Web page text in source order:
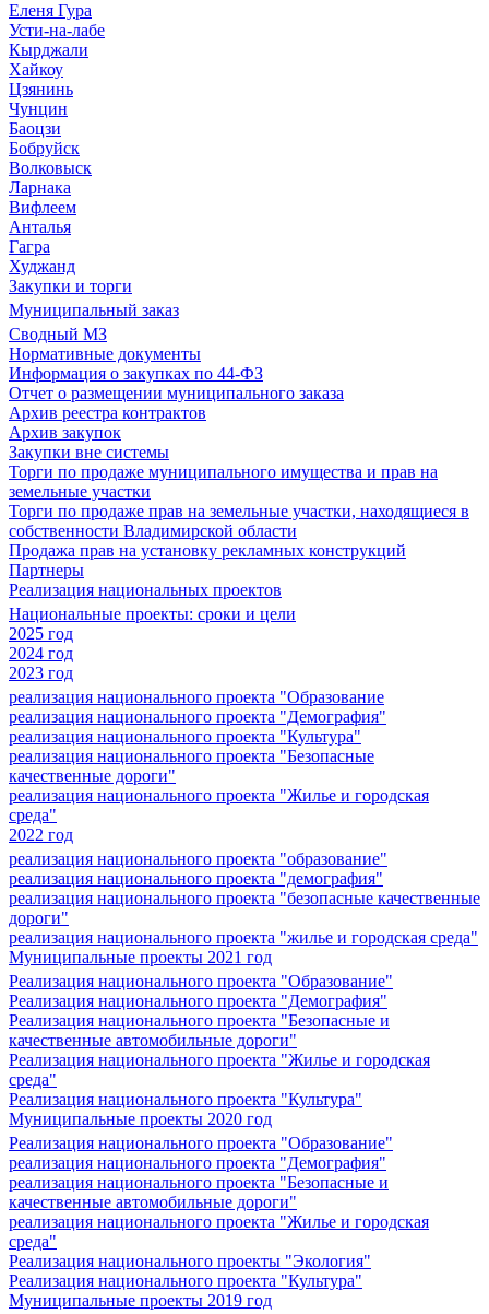
Еленя Гура
Усти-на-лабе
Кырджали
Хайкоу
Цзянинь
Чунцин
Баоцзи
Бобруйск
Волковыск
Ларнака
Вифлеем
Анталья
Гагра
Худжанд
Закупки и торги
Муниципальный заказ
Сводный МЗ
Нормативные документы
Информация о закупках по 44-ФЗ
Отчет о размещении муниципального заказа
Архив реестра контрактов
Архив закупок
Закупки вне системы
Торги по продаже муниципального имущества и прав на
земельные участки
Торги по продаже прав на земельные участки, находящиеся в
собственности Владимирской области
Продажа прав на установку рекламных конструкций
Партнеры
Реализация национальных проектов
Национальные проекты: сроки и цели
2025 год
2024 год
2023 год
реализация национального проекта "Образование
реализация национального проекта "Демография"
реализация национального проекта "Культура"
реализация национального проекта "Безопасные
качественные дороги"
реализация национального проекта "Жилье и городская
среда"
2022 год
реализация национального проекта "образование"
реализация национального проекта "демография"
реализация национального проекта "безопасные качественные
дороги"
реализация национального проекта "жилье и городская среда"
Муниципальные проекты 2021 год
Реализация национального проекта "Образование"
Реализация национального проекта "Демография"
Реализация национального проекта "Безопасные и
качественные автомобильные дороги"
Реализация национального проекта "Жилье и городская
среда"
Реализация национального проекта "Культура"
Муниципальные проекты 2020 год
Реализация национального проекта "Образование"
реализация национального проекта "Демография"
реализация национального проекта "Безопасные и
качественные автомобильные дороги"
реализация национального проекта "Жилье и городская
среда"
Реализация национального проекты "Экология"
Реализация национального проекта "Культура"
Муниципальные проекты 2019 год